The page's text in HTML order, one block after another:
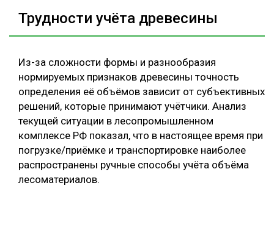
Трудности учёта древесины
Из-за сложности формы и разнообразия
нормируемых признаков древесины точность
определения её объёмов зависит от субъективных
решений, которые принимают учётчики. Анализ
текущей ситуации в лесопромышленном
комплексе РФ показал, что в настоящее время при
погрузке/приёмке и транспортировке наиболее
распространены ручные способы учёта объёма
лесоматериалов.